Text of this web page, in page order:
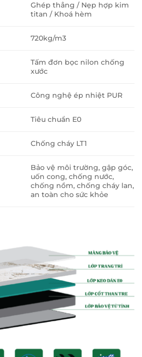
Ghép thẳng / Nẹp hợp kim
titan / Khoá hèm
720kg/m3
Tấm đơn bọc nilon chống
xước
Công nghệ ép nhiệt PUR
Tiêu chuẩn E0
Chống cháy LT1
Bảo vệ môi trường, gập góc,
uốn cong, chống nước,
chống nồm, chống cháy lan,
an toàn cho sức khỏe